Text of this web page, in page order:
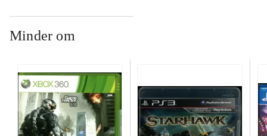
Minder om